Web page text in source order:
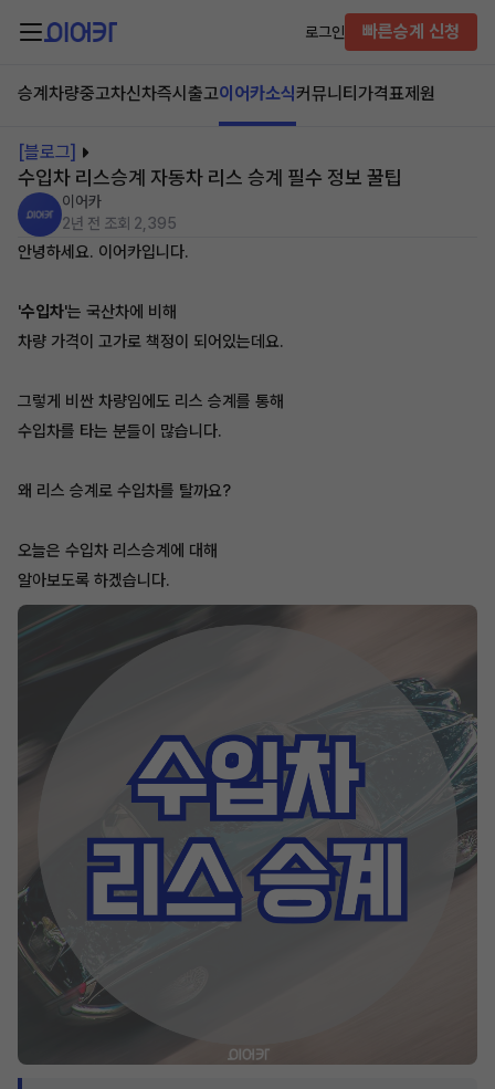
로그인 빠른승계 신청
승계차량중고차신차즉시출고이어카소식커뮤니티 가격표제원
[블로그]
수입차 리스승계 자동차 리스 승계 필수 정보 꿀팁
이어카
2년 전 조회 2,395
안녕하세요. 이어카입니다.
'수입차'는 국산차에 비해
차량 가격이 고가로 책정이 되어있는데요.
그렇게 비싼 차량임에도 리스 승계를 통해
수입차를 타는 분들이 많습니다.
왜 리스 승계로 수입차를 탈까요?
오늘은 수입차 리스승계에 대해
알아보도록 하겠습니다.